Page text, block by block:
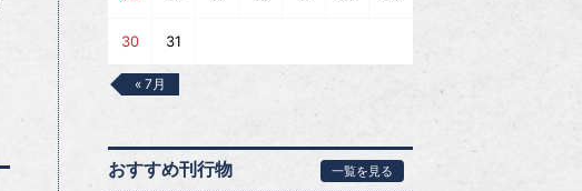
30 31
« 7月
おすすめ刊行物 一覧を見る